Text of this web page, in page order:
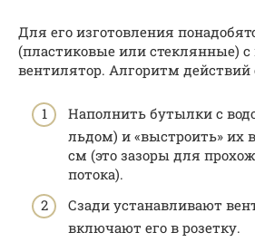
Для его изготовления
(пластиковые или стеклянные)
вентилятор. Алгоритм
Наполнить бутылки с
льдом) и «выстроить» их
см (это зазоры для
потока).
Сзади устанавливают
включают его в розетку.